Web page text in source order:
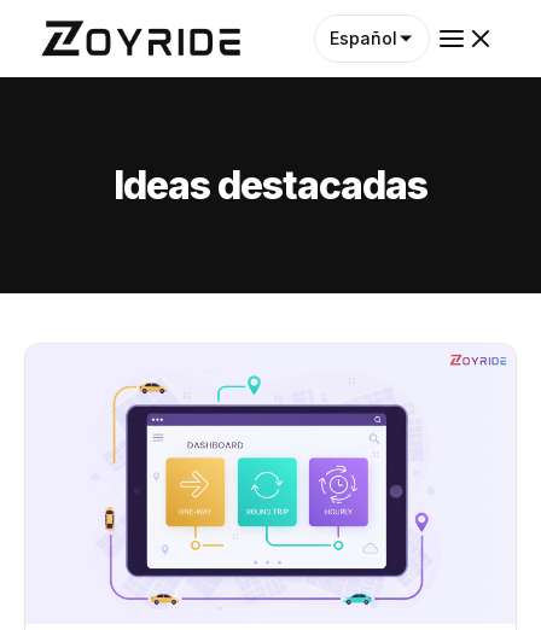
Español
Ideas destacadas